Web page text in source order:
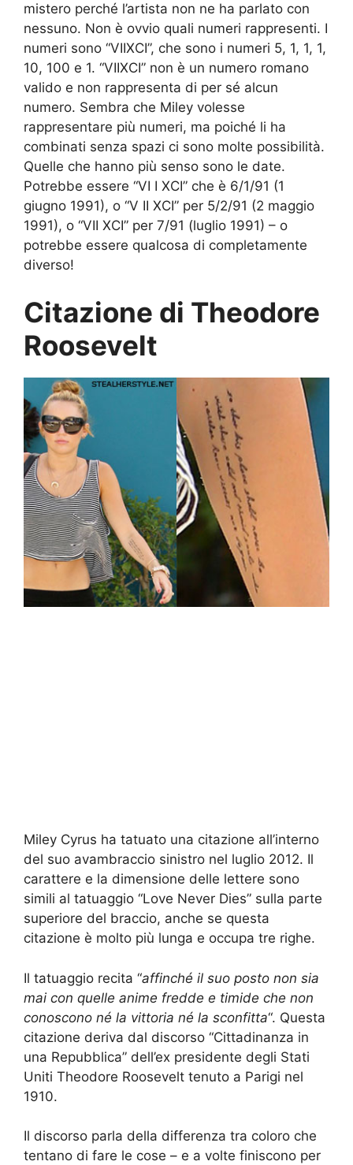
mistero perché l’artista non ne ha parlato con
nessuno. Non è ovvio quali numeri rappresenti. I
numeri sono “VIIXCI”, che sono i numeri 5, 1, 1, 1,
10, 100 e 1. “VIIXCI” non è un numero romano
valido e non rappresenta di per sé alcun
numero. Sembra che Miley volesse
rappresentare più numeri, ma poiché li ha
combinati senza spazi ci sono molte possibilità.
Quelle che hanno più senso sono le date.
Potrebbe essere “VI I XCI” che è 6/1/91 (1
giugno 1991), o “V II XCI” per 5/2/91 (2 maggio
1991), o “VII XCI” per 7/91 (luglio 1991) – o
potrebbe essere qualcosa di completamente
diverso!
Citazione di Theodore
Roosevelt
Miley Cyrus ha tatuato una citazione all’interno
del suo avambraccio sinistro nel luglio 2012. Il
carattere e la dimensione delle lettere sono
simili al tatuaggio “Love Never Dies” sulla parte
superiore del braccio, anche se questa
citazione è molto più lunga e occupa tre righe.
Il tatuaggio recita “affinché il suo posto non sia
mai con quelle anime fredde e timide che non
conoscono né la vittoria né la sconfitta“. Questa
citazione deriva dal discorso “Cittadinanza in
una Repubblica” dell’ex presidente degli Stati
Uniti Theodore Roosevelt tenuto a Parigi nel
1910.
Il discorso parla della differenza tra coloro che
tentano di fare le cose – e a volte finiscono per